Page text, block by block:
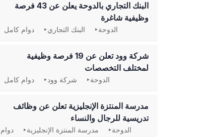
‏البنك التجاري بالدوحة يعلن عن 43 فرصة
وظيفية شاغرة
الدوحة البنك التجاري دوام كامل
شركة وود تعلن عن 19 فرصة وظيفية
لمختلف التخصصات
الدوحة شركة وود دوام كامل
مدرسة المنتزة الإنجليزية تعلن عن وظائف
تدريسية للرجال والنساء
الدوحة مدرسة المنتزة الإنجليزية
دوام